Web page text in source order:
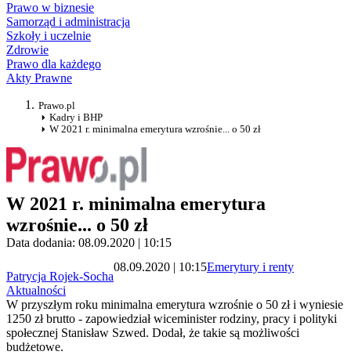
Prawo w biznesie
Samorząd i administracja
Szkoły i uczelnie
Zdrowie
Prawo dla każdego
Akty Prawne
Prawo.pl
Kadry i BHP
W 2021 r. minimalna emerytura wzrośnie... o 50 zł
W 2021 r. minimalna emerytura
wzrośnie... o 50 zł
Data dodania: 08.09.2020 | 10:15
Patrycja Rojek-Socha
08.09.2020 | 10:15Emerytury i renty
Aktualności
W przyszłym roku minimalna emerytura wzrośnie o 50 zł i wyniesie
1250 zł brutto - zapowiedział wiceminister rodziny, pracy i polityki
społecznej Stanisław Szwed. Dodał, że takie są możliwości
budżetowe.